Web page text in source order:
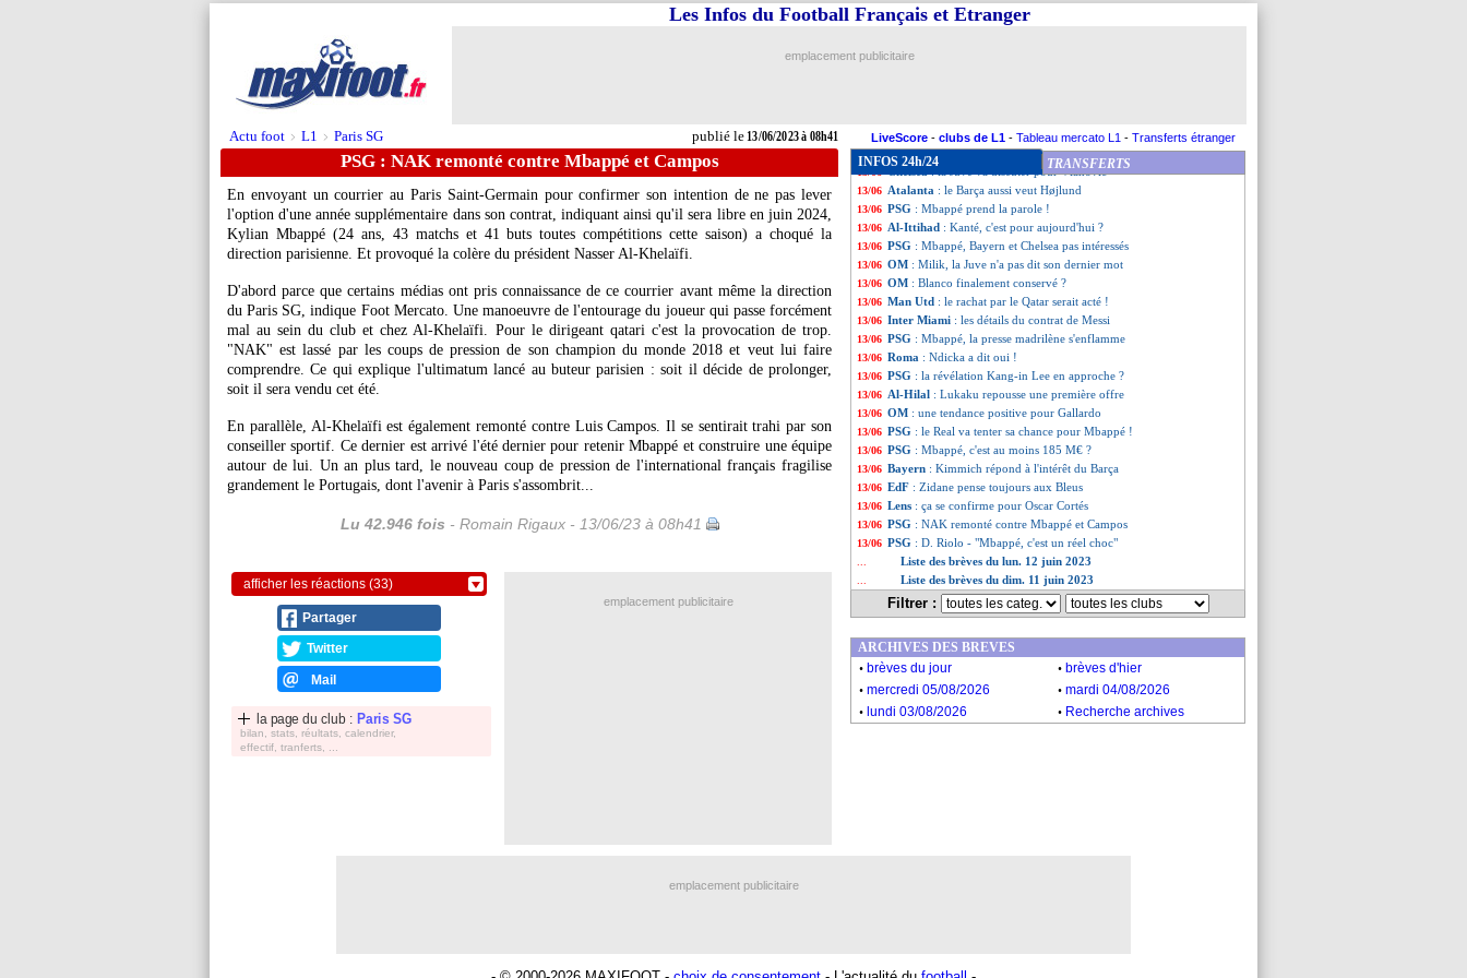
Actu foot > L1 > Paris SG publié le13/06/2023 à 08h41
Les Infos du Football Français et Etranger
emplacement publicitaire
LiveScore - clubs de L1 - Tableau mercato L1 - Transferts étranger
PSG : NAK remonté contre Mbappé et Campos
En envoyant un courrier au Paris Saint-Germain pour confirmer son intention de ne pas lever
l'option d'une année supplémentaire dans son contrat, indiquant ainsi qu'il sera libre en juin 2024,
Kylian Mbappé(24 ans, 43 matchs et 41 buts toutes compétitions cette saison) a choqué la
direction parisienne. Et provoqué la colère du président Nasser Al-Khelaïfi.
D'abord parce que certains médias ont pris connaissance de ce courrier avant même la direction
du Paris SG, indique Foot Mercato. Une manoeuvre de l'entourage du joueur qui passe forcément
mal au sein du club et chez Al-Khelaïfi. Pour le dirigeant qatari c'est la provocation de trop.
"NAK" est lassé par les coups de pression de son champion du monde 2018 et veut lui faire
comprendre. Ce qui explique l'ultimatum lancé au buteur parisien : soit il décide de prolonger,
soit il sera vendu cet été.
En parallèle, Al-Khelaïfi est également remonté contre Luis Campos. Il se sentirait trahi par son
conseiller sportif. Ce dernier est arrivé l'été dernier pour retenir Mbappé et construire une équipe
autour de lui. Un an plus tard, le nouveau coup de pression de l'international français fragilise
grandement le Portugais, dont l'avenir à Paris s'assombrit...
Lu 42.946 fois - Romain Rigaux - 13/06/23 à 08h41
afficher les réactions (33)
Partager
Twitter
Mail
la page du club : Paris SG
bilan, stats, réultats, calendrier,
effectif, tranferts, ...
INFOS 24h/24 TRANSFERTS
13/06 Strasbourg: Diallo a 3 pistes en Angleterre
13/06 Nantes: le club hésite pour Mohamed
13/06 Real
13/06 Barça: Mendes confirme la volonté de Fati
13/06 PSG: Mbappé dément vouloir rejoindre le Real
: la Juve va discuter pour Vlahovic
13/06 Atalanta : le Barça aussi veut Højlund
13/06 PSG : Mbappé prend la parole !
13/06 Al-Ittihad : Kanté, c'est pour aujourd'hui ?
13/06 PSG : Mbappé, Bayern et Chelsea pas intéressés
13/06 OM : Milik, la Juve n'a pas dit son dernier mot
13/06 OM : Blanco finalement conservé ?
13/06 Man Utd : le rachat par le Qatar serait acté !
13/06 Inter Miami : les détails du contrat de Messi
13/06 PSG : Mbappé, la presse madrilène s'enflamme
13/06 Roma : Ndicka a dit oui !
13/06 PSG : la révélation Kang-in Lee en approche ?
13/06 Al-Hilal : Lukaku repousse une première offre
13/06 OM : une tendance positive pour Gallardo
13/06 PSG : le Real va tenter sa chance pour Mbappé !
13/06 PSG : Mbappé, c'est au moins 185 M€ ?
13/06 Bayern : Kimmich répond à l'intérêt du Barça
13/06 EdF : Zidane pense toujours aux Bleus
13/06 Lens : ça se confirme pour Oscar Cortés
13/06 PSG : NAK remonté contre Mbappé et Campos
13/06 PSG : D. Riolo - "Mbappé, c'est un réel choc"
Liste des brèves du lun. 12 juin 2023
Liste des brèves du dim. 11 juin 2023
Filtrer :
emplacement publicitaire
ARCHIVES DES BREVES
. brèves du jour . brèves d'hier
. mercredi 05/08/2026 . mardi 04/08/2026
. lundi 03/08/2026 . Recherche archives
emplacement publicitaire